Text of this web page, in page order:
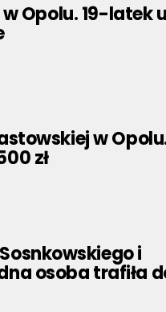
Opolu. 19-latek
w
zł
i
osoba trafiła